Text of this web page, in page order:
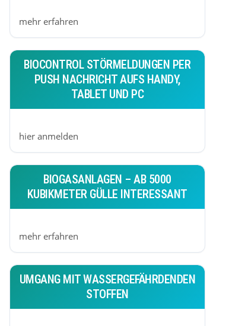
mehr erfahren
BIOCONTROL STÖRMELDUNGEN PER
PUSH NACHRICHT AUFS HANDY,
TABLET UND PC
hier anmelden
BIOGASANLAGEN – AB 5000
KUBIKMETER GÜLLE INTERESSANT
mehr erfahren
UMGANG MIT WASSERGEFÄHRDENDEN
STOFFEN